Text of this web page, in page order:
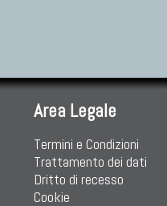
Area Legale
Termini e Condizioni
Trattamento dei dati
Dritto di recesso
Cookie